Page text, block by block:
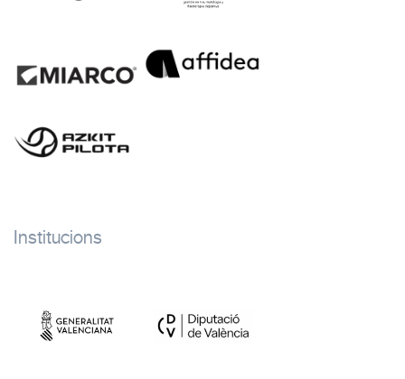
Institucions